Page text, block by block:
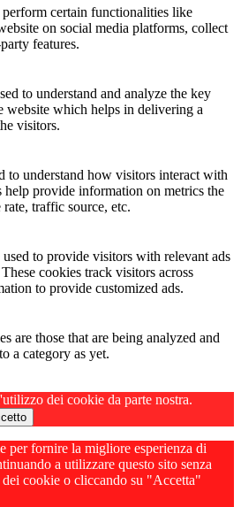
certain functionalities like
on social media platforms, collect
features.
to understand and analyze the key
website which helps in delivering a
visitors.
to understand how visitors interact with
help provide information on metrics the
traffic source, etc.
to provide visitors with relevant ads
cookies track visitors across
to provide customized ads.
are those that are being analyzed and
a category as yet.
dei cookie da parte nostra.
per fornire la migliore esperienza di
a utilizzare questo sito senza
cookie o cliccando su "Accetta"